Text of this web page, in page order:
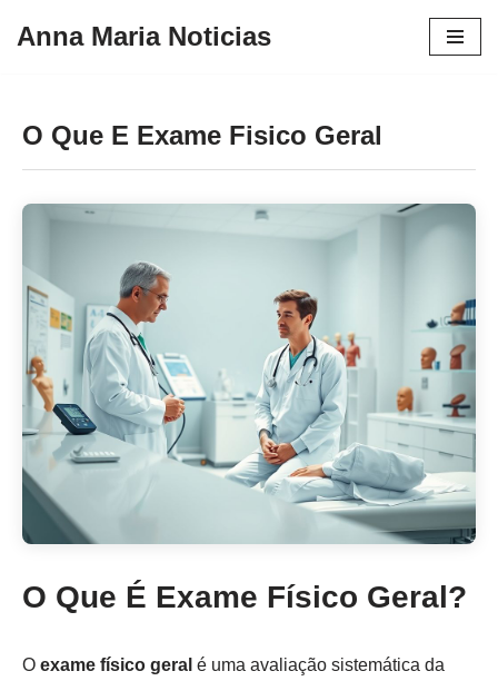
conteúdo
Anna Maria Noticias
O Que E Exame Fisico Geral
O Que É Exame Físico Geral?
O exame físico geral é uma avaliação sistemática da